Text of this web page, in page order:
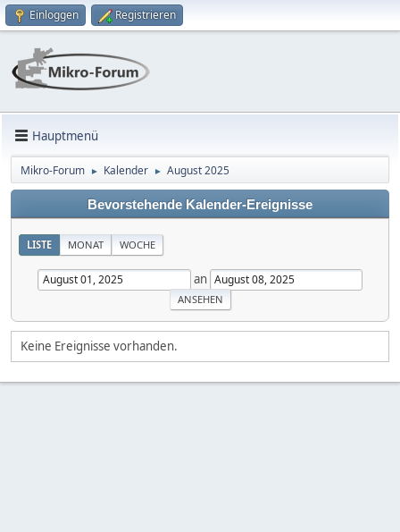
Einloggen Registrieren
Hauptmenü
Mikro-Forum ► Kalender ► August 2025
Bevorstehende Kalender-Ereignisse
LISTE MONAT WOCHE
an
Keine Ereignisse vorhanden.